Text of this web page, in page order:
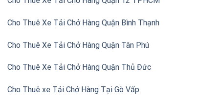
Cho Thuê Xe Tải Chở Hàng Quận Bình Thạnh
Cho Thuê Xe Tải Chở Hàng Quận Tân Phú
Cho Thuê Xe Tải Chở Hàng Quận Thủ Đức
Cho Thuê xe Tải Chở Hàng Tại Gò Vấp